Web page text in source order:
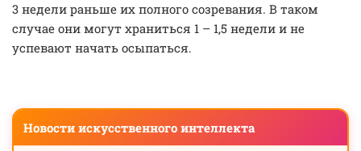
3 недели раньше их полного созревания. В таком
случае они могут храниться 1 – 1,5 недели и не
успевают начать осыпаться.
Новости искусственного интеллекта